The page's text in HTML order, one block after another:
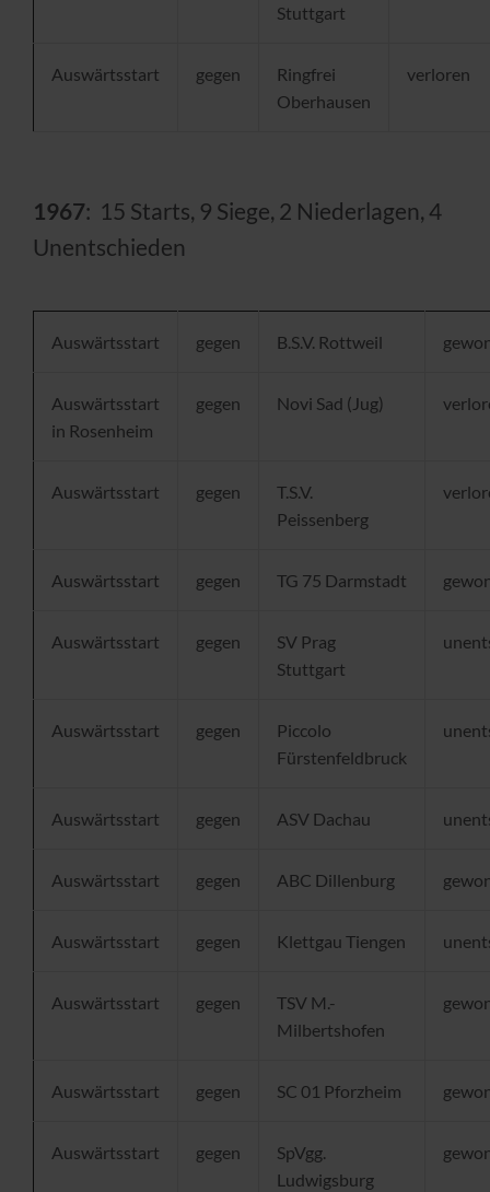
Stuttgart
Auswärtsstart gegen
Ringfrei
Oberhausen
verloren
1967: 15 Starts, 9 Siege, 2 Niederlagen, 4
Unentschieden
Auswärtsstart gegen B.S.V. Rottweil
Auswärtsstart
in Rosenheim
gegen Novi Sad (Jug)
Auswärtsstart gegen
T.S.V.
Peissenberg
Auswärtsstart gegen TG 75 Darmstadt
Auswärtsstart gegen
SV Prag
Stuttgart
Auswärtsstart gegen
Piccolo
Fürstenfeldbruck
Auswärtsstart gegen ASV Dachau
Auswärtsstart gegen ABC Dillenburg
Auswärtsstart gegen Klettgau Tiengen
Auswärtsstart gegen
TSV M.-
Milbertshofen
Auswärtsstart gegen SC 01 Pforzheim
Auswärtsstart gegen
SpVgg.
Ludwigsburg